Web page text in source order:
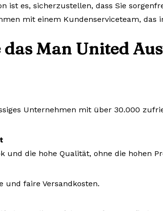
ist es, sicherzustellen, dass Sie
mit einem Kundenserviceteam, das
Man United
Unternehmen mit über 30.000
und die hohe Qualität, ohne die hohen
und faire Versandkosten.